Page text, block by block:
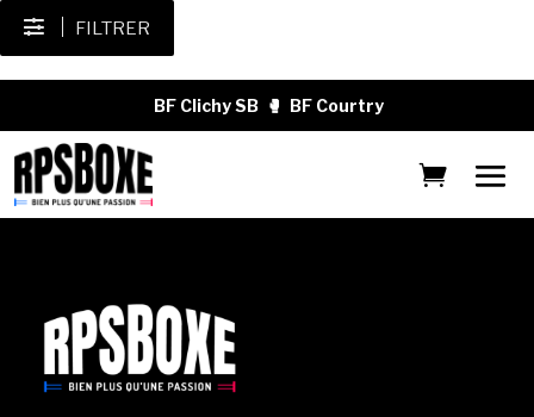
FILTRER
BF Clichy SB 🥊 BF Courtry